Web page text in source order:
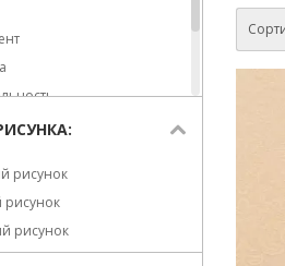
рисунок
рисунок
рисунок